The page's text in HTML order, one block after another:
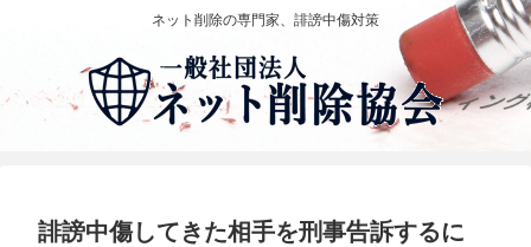
ネット削除の専門家、誹謗中傷対策
誹謗中傷してきた相手を刑事告訴するに